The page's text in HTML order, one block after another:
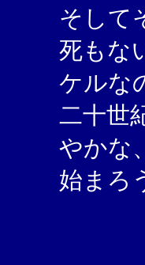
そして
死もな
ケルな
二十世
やかな
始まろ